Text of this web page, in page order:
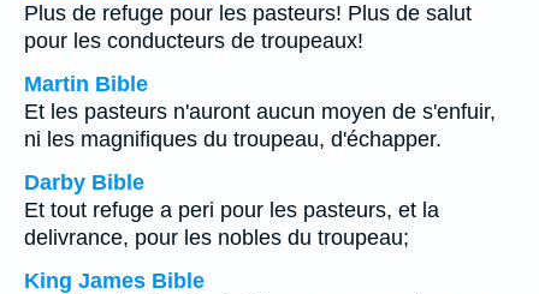
Plus de refuge pour les pasteurs! Plus de salut
pour les conducteurs de troupeaux!
Martin Bible
Et les pasteurs n'auront aucun moyen de s'enfuir,
ni les magnifiques du troupeau, d'échapper.
Darby Bible
Et tout refuge a peri pour les pasteurs, et la
delivrance, pour les nobles du troupeau;
King James Bible